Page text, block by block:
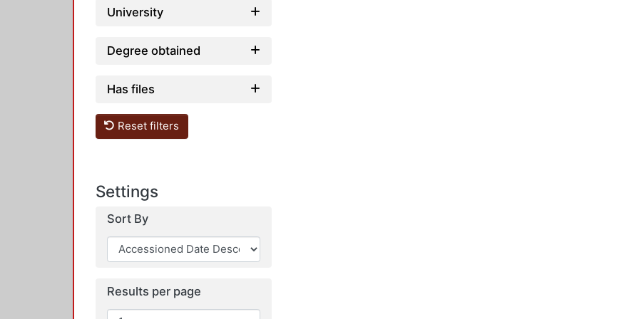
University
Degree obtained
Has files
Reset filters
Settings
Sort By
Results per page